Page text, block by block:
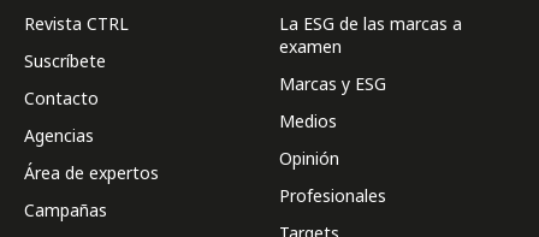
Revista CTRL
Suscríbete
Contacto
Agencias
Área de expertos
Campañas
La ESG de las marcas a
examen
Marcas y ESG
Medios
Opinión
Profesionales